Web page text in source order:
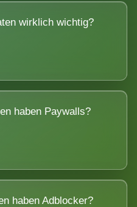
wirklich wichtig?
haben Paywalls?
haben Adblocker?